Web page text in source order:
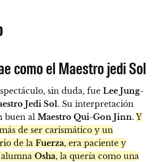
como el Maestro jedi Sol
sin duda, fue Lee Jung-
Jedi Sol. Su interpretación
buen al Maestro Qui-Gon Jinn. Y
de ser carismático y un
de la Fuerza, era paciente y
Osha, la quería como una